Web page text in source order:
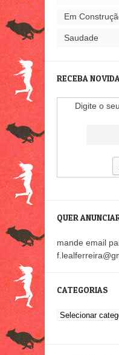
Em
Saudade
RECEBA
Digite o
QUER
mande email
CATEGORIAS
Categorias